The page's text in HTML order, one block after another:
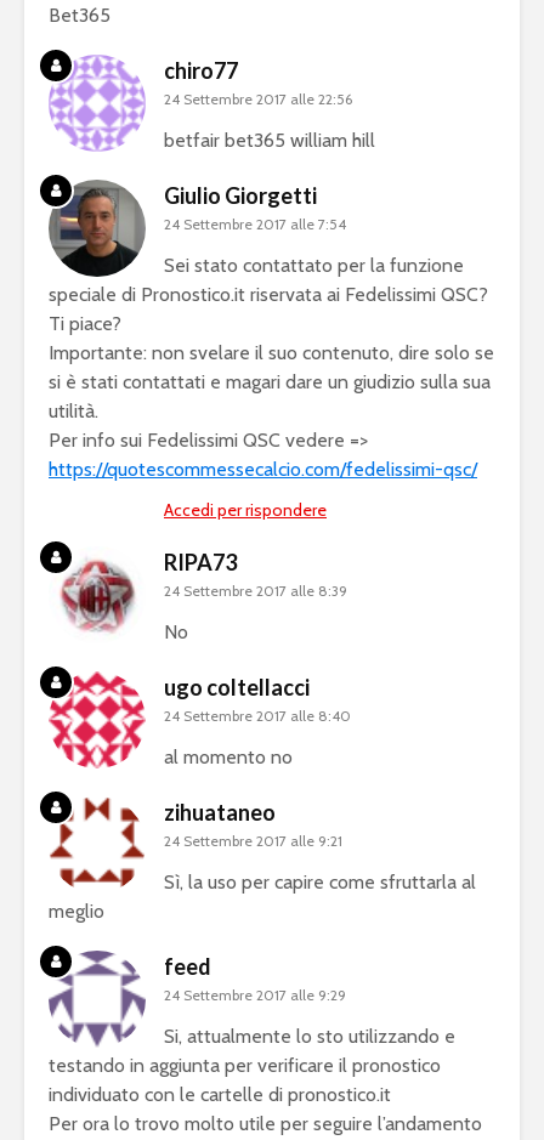
Bet365
chiro77
24 Settembre 2017 alle 22:56
betfair bet365 william hill
Giulio Giorgetti
24 Settembre 2017 alle 7:54
Sei stato contattato per la funzione
speciale di Pronostico.it riservata ai Fedelissimi QSC?
Ti piace?
Importante: non svelare il suo contenuto, dire solo se
si è stati contattati e magari dare un giudizio sulla sua
utilità.
Per info sui Fedelissimi QSC vedere =>
https://quotescommessecalcio.com/fedelissimi-qsc/
Accedi per rispondere
RIPA73
24 Settembre 2017 alle 8:39
No
ugo coltellacci
24 Settembre 2017 alle 8:40
al momento no
zihuataneo
24 Settembre 2017 alle 9:21
Sì, la uso per capire come sfruttarla al
meglio
feed
24 Settembre 2017 alle 9:29
Si, attualmente lo sto utilizzando e
testando in aggiunta per verificare il pronostico
individuato con le cartelle di pronostico.it
Per ora lo trovo molto utile per seguire l’andamento